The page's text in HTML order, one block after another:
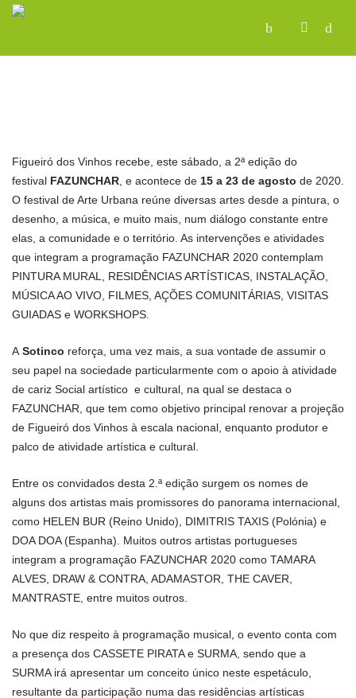
Figueiró dos Vinhos recebe, este sábado, a 2ª edição do
festival FAZUNCHAR , e acontece de 15 a 23 de agosto de 2020.
O festival de Arte Urbana reúne diversas artes desde a pintura, o
desenho, a música, e muito mais, num diálogo constante entre
elas, a comunidade e o território. As intervenções e atividades
que integram a programação FAZUNCHAR 2020 contemplam
PINTURA MURAL, RESIDÊNCIAS ARTÍSTICAS, INSTALAÇÃO,
MÚSICA AO VIVO, FILMES, AÇÕES COMUNITÁRIAS, VISITAS
GUIADAS e WORKSHOPS.
A Sotinco reforça, uma vez mais, a sua vontade de assumir o
seu papel na sociedade particularmente com o apoio à atividade
de cariz Social artístico e cultural, na qual se destaca o
FAZUNCHAR, que tem como objetivo principal renovar a projeção
de Figueiró dos Vinhos à escala nacional, enquanto produtor e
palco de atividade artística e cultural.
Entre os convidados desta 2.ª edição surgem os nomes de
alguns dos artistas mais promissores do panorama internacional,
como HELEN BUR (Reino Unido), DIMITRIS TAXIS (Polónia) e
DOA DOA (Espanha). Muitos outros artistas portugueses
integram a programação FAZUNCHAR 2020 como TAMARA
ALVES, DRAW & CONTRA, ADAMASTOR, THE CAVER,
MANTRASTE, entre muitos outros.
No que diz respeito à programação musical, o evento conta com
a presença dos CASSETE PIRATA e SURMA, sendo que a
SURMA irá apresentar um conceito único neste espetáculo,
resultante da participação numa das residências artísticas